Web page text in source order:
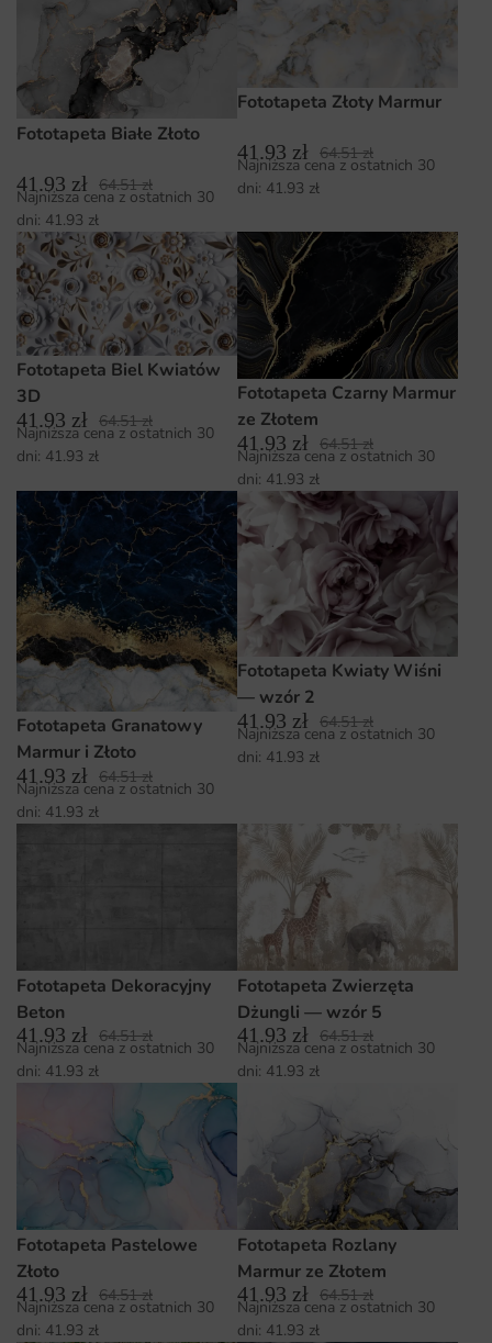
Fototapeta Białe Złoto
41.93 zł 64.51zł
Najniższa cena z ostatnich 30
dni: 41.93 zł
Fototapeta Złoty Marmur
41.93 zł 64.51zł
Najniższa cena z ostatnich 30
dni: 41.93 zł
Fototapeta Biel Kwiatów
3D
41.93 zł 64.51zł
Najniższa cena z ostatnich 30
dni: 41.93 zł
Fototapeta Czarny Marmur
ze Złotem
41.93 zł 64.51zł
Najniższa cena z ostatnich 30
dni: 41.93 zł
Fototapeta Granatowy
Marmur i Złoto
41.93 zł 64.51zł
Najniższa cena z ostatnich 30
dni: 41.93 zł
Fototapeta Kwiaty Wiśni
— wzór 2
41.93 zł 64.51zł
Najniższa cena z ostatnich 30
dni: 41.93 zł
Fototapeta Dekoracyjny
Beton
41.93 zł 64.51zł
Najniższa cena z ostatnich 30
dni: 41.93 zł
Fototapeta Zwierzęta
Dżungli — wzór 5
41.93 zł 64.51zł
Najniższa cena z ostatnich 30
dni: 41.93 zł
Fototapeta Pastelowe
Złoto
41.93 zł 64.51zł
Najniższa cena z ostatnich 30
dni: 41.93 zł
Fototapeta Rozlany
Marmur ze Złotem
41.93 zł 64.51zł
Najniższa cena z ostatnich 30
dni: 41.93 zł